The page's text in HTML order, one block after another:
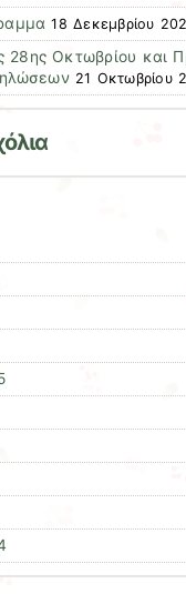
18 Δεκεμβρίου
28ης Οκτωβρίου και
21 Οκτωβρίου